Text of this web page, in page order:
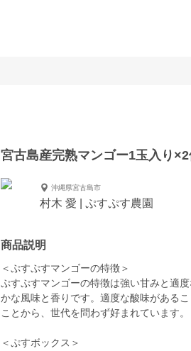
宮古島産完熟マンゴー1玉入り×2
沖縄県宮古島市
村木 愛 | ぷすぷす農園
商品説明
＜ぷすぷすマンゴーの特徴＞
ぷすぷすマンゴーの特徴は強い甘みと適
かな風味と香りです。適度な酸味がある
ことから、世代を問わず好まれています。
＜ぷすボックス＞